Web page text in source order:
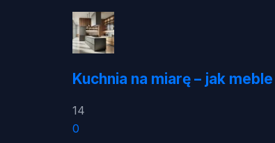
Kuchnia na miarę – jak
14
0